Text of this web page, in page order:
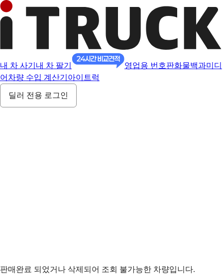
내 차 사기 내 차 팔기 영업용 번호판화물백과미디
어 차량 수입 계산기 아이트럭
딜러 전용 로그인
판매완료 되었거나 삭제되어 조회 불가능한 차량입니다.